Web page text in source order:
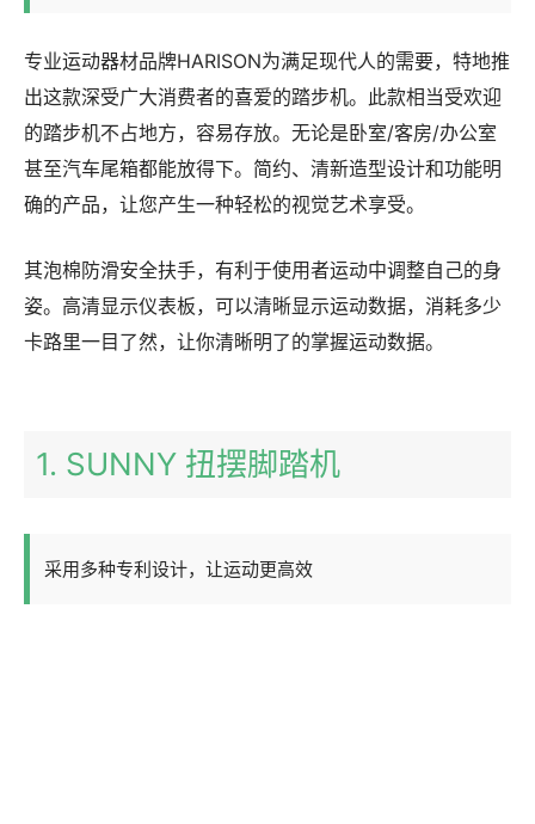
专业运动器材品牌HARISON为满足现代人的需要，特地推
出这款深受广大消费者的喜爱的踏步机。此款相当受欢迎
的踏步机不占地方，容易存放。无论是卧室/客房/办公室
甚至汽车尾箱都能放得下。简约、清新造型设计和功能明
确的产品，让您产生一种轻松的视觉艺术享受。
其泡棉防滑安全扶手，有利于使用者运动中调整自己的身
姿。高清显示仪表板，可以清晰显示运动数据，消耗多少
卡路里一目了然，让你清晰明了的掌握运动数据。
1. SUNNY 扭摆脚踏机
采用多种专利设计，让运动更高效